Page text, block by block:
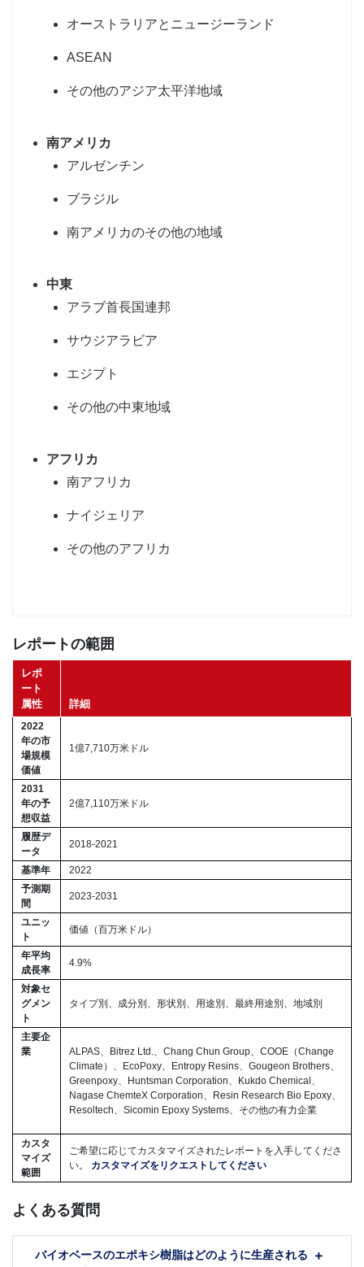
オーストラリアとニュージーランド
ASEAN
その他のアジア太平洋地域
南アメリカ
アルゼンチン
ブラジル
南アメリカのその他の地域
中東
アラブ首長国連邦
サウジアラビア
エジプト
その他の中東地域
アフリカ
南アフリカ
ナイジェリア
その他のアフリカ
レポートの範囲
レポ
ート
属性
詳細
2022
年の市
場規模
価値
1億7,710万米ドル
2031
年の予
想収益
2億7,110万米ドル
履歴デ
ータ
2018-2021
基準年
2022
予測期
間
2023-2031
ユニッ
ト
価値（百万米ドル）
年平均
成長率
4.9%
対象セ
グメン
ト
タイプ別、成分別、形状別、用途別、最終用途別、地域別
主要企
業
ALPAS、Bitrez Ltd.、Chang Chun Group、COOE（Change
Climate）、EcoPoxy、Entropy Resins、Gougeon Brothers、
Greenpoxy、Huntsman Corporation、Kukdo Chemical、
Nagase ChemteX Corporation、Resin Research Bio Epoxy、
Resoltech、Sicomin Epoxy Systems、その他の有力企業
カスタ
マイズ
範囲
ご希望に応じてカスタマイズされたレポートを入手してくださ
い。 カスタマイズをリクエストしてください
よくある質問
バイオベースのエポキシ樹脂はどのように生産される